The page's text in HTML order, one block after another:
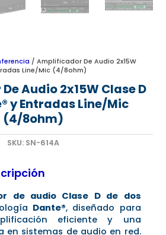
/ Amplificador De Audio 2x15W
Line/Mic (4/8ohm)
Audio 2x15W Clase D
y Entradas Line/Mic
(4/8ohm)
SKU: SN-614A
de audio Clase D de dos
Dante®, diseñado para
eficiente y una
en sistemas de audio en red.